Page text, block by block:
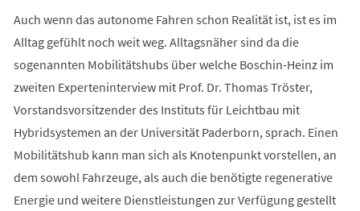
Auch wenn das autonome Fahren schon Realität ist, ist es im
Alltag gefühlt noch weit weg. Alltagsnäher sind da die
sogenannten Mobilitätshubs über welche Boschin-Heinz im
zweiten Experteninterview mit Prof. Dr. Thomas Tröster,
Vorstandsvorsitzender des Instituts für Leichtbau mit
Hybridsystemen an der Universität Paderborn, sprach. Einen
Mobilitätshub kann man sich als Knotenpunkt vorstellen, an
dem sowohl Fahrzeuge, als auch die benötigte regenerative
Energie und weitere Dienstleistungen zur Verfügung gestellt